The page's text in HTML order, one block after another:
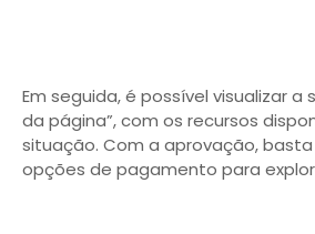
Em seguida, é possível visualizar a
da página”, com os recursos
situação. Com a aprovação,
opções de pagamento para